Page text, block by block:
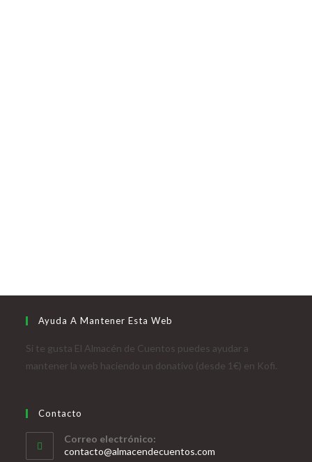
Ayuda A Mantener Esta Web
Si te gusta El Almacén de Cuentos puedes ayudar a
mantener la web haciendo un donativo (desde 1€) en Kofi.
Contacto
Correo electrónico:
contacto@almacendecuentos.com